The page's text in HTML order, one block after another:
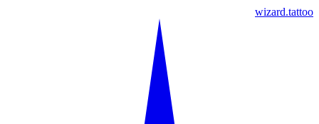
wizard.tattoo